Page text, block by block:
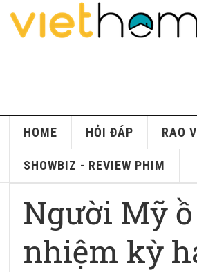
HOME HỎI ĐÁP RAO
SHOWBIZ - REVIEW PHIM
Người Mỹ
nhiệm kỳ